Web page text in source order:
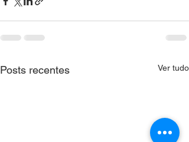
Posts recentes Ver tudo